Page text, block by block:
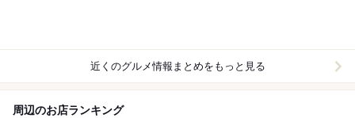
近くのグルメ情報まとめをもっと見る
周辺のお店ランキング